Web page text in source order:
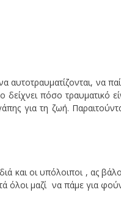
αυτοτραυματίζονται, να
πόσο τραυματικό
για τη ζωή.
και οι υπόλοιποι , ας
όλοι μαζί να πάμε για